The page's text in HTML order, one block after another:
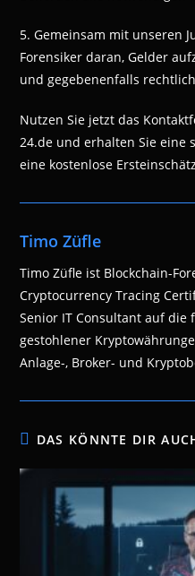
5. Gemeinsam mit unseren
Forensiker daran, Gelder
und gegebenenfalls
Nutzen Sie jetzt das
24.de und erhalten Sie eine
eine kostenlose
Timo Züfle
Timo Züfle ist Blockchain-
Cryptocurrency Tracing
Senior IT Consultant auf die
gestohlener
Anlage-, Broker- und
DAS KÖNNTE DIR